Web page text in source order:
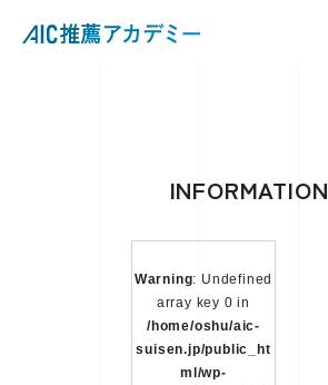
INFORMATION
Warning: Undefined
array key 0 in
/home/oshu/aic-
suisen.jp/public_ht
ml/wp-